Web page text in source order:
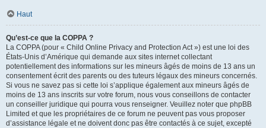
Haut
Qu’est-ce que la COPPA ?
La COPPA (pour « Child Online Privacy and Protection Act ») est une loi des
États-Unis d’Amérique qui demande aux sites internet collectant
potentiellement des informations sur les mineurs âgés de moins de 13 ans un
consentement écrit des parents ou des tuteurs légaux des mineurs concernés.
Si vous ne savez pas si cette loi s’applique également aux mineurs âgés de
moins de 13 ans inscrits sur votre forum, nous vous conseillons de contacter
un conseiller juridique qui pourra vous renseigner. Veuillez noter que phpBB
Limited et que les propriétaires de ce forum ne peuvent pas vous proposer
d’assistance légale et ne doivent donc pas être contactés à ce sujet, excepté